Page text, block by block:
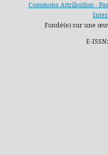
Commons Attribution -
Fondé(e) sur une
E-